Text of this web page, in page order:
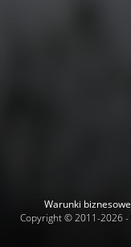
Warunki biznesowe
Copyright © 2011-2026 -